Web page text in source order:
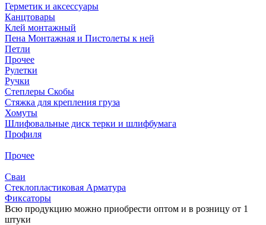
Герметик и аксессуары
Канцтовары
Клей монтажный
Пена Монтажная и Пистолеты к ней
Петли
Прочее
Рулетки
Ручки
Степлеры Скобы
Стяжка для крепления груза
Хомуты
Шлифовальные диск терки и шлифбумага
Профиля
Прочее
Сваи
Стеклопластиковая Арматура
Фиксаторы
Всю продукцию можно приобрести оптом и в розницу от 1
штуки